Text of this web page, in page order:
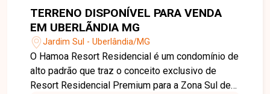
completo para toda a família. Excelente
oportunidade no Jardim Confidência.
TERRENO DISPONÍVEL PARA VENDA
EM UBERLÃNDIA MG
Jardim Sul - Uberlândia/MG
O Hamoa Resort Residencial é um condomínio de
alto padrão que traz o conceito exclusivo de
Resort Residencial Premium para a Zona Sul de